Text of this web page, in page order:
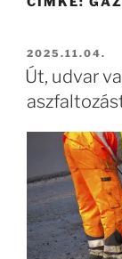
BEKÜLDVE:
2025.11.04.
Út, udvar